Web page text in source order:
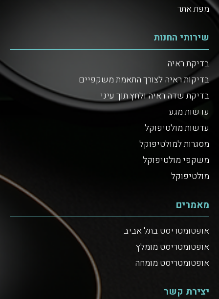
מפת אתר
שירותי החנות
בדיקת ראיה
בדיקות ראיה לצורך התאמת משקפיים
בדיקת שדה ראיה ולחץ תוך עיני
עדשות מגע
עדשות מולטיפוקל
מסגרות למולטיפוקל
משקפי מולטיפוקל
מולטיפוקל
מאמרים
אופטומטריסט בתל אביב
אופטומטריסט מומלץ
אופטומטריסט מומחה
יצירת קשר